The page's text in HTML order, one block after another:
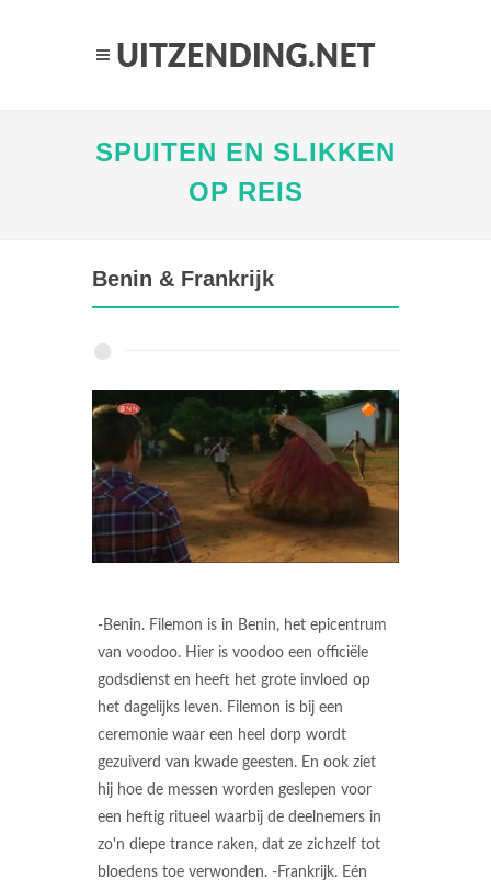
SPUITEN EN SLIKKEN
OP REIS
Benin & Frankrijk
-Benin. Filemon is in Benin, het epicentrum
van voodoo. Hier is voodoo een officiële
godsdienst en heeft het grote invloed op
het dagelijks leven. Filemon is bij een
ceremonie waar een heel dorp wordt
gezuiverd van kwade geesten. En ook ziet
hij hoe de messen worden geslepen voor
een heftig ritueel waarbij de deelnemers in
zo'n diepe trance raken, dat ze zichzelf tot
bloedens toe verwonden. -Frankrijk. Eén